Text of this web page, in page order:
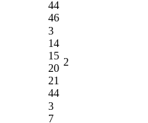
44
46
3
14
15
20
21
44
2
3
7